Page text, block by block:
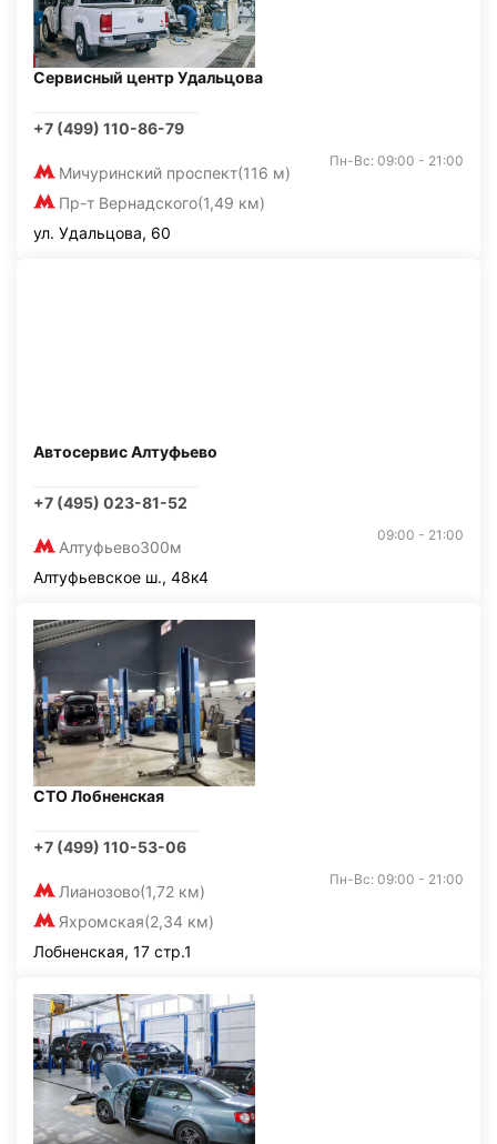
Сервисный центр Удальцова
+7 (499) 110-86-79
Мичуринский проспект(116 м)
Пр-т Вернадского(1,49 км)
Пн-Вс: 09:00 - 21:00
ул. Удальцова, 60
Автосервис Алтуфьево
+7 (495) 023-81-52
Алтуфьево300м
09:00 - 21:00
Алтуфьевское ш., 48к4
СТО Лобненская
+7 (499) 110-53-06
Лианозово(1,72 км)
Яхромская(2,34 км)
Пн-Вс: 09:00 - 21:00
Лобненская, 17 стр.1